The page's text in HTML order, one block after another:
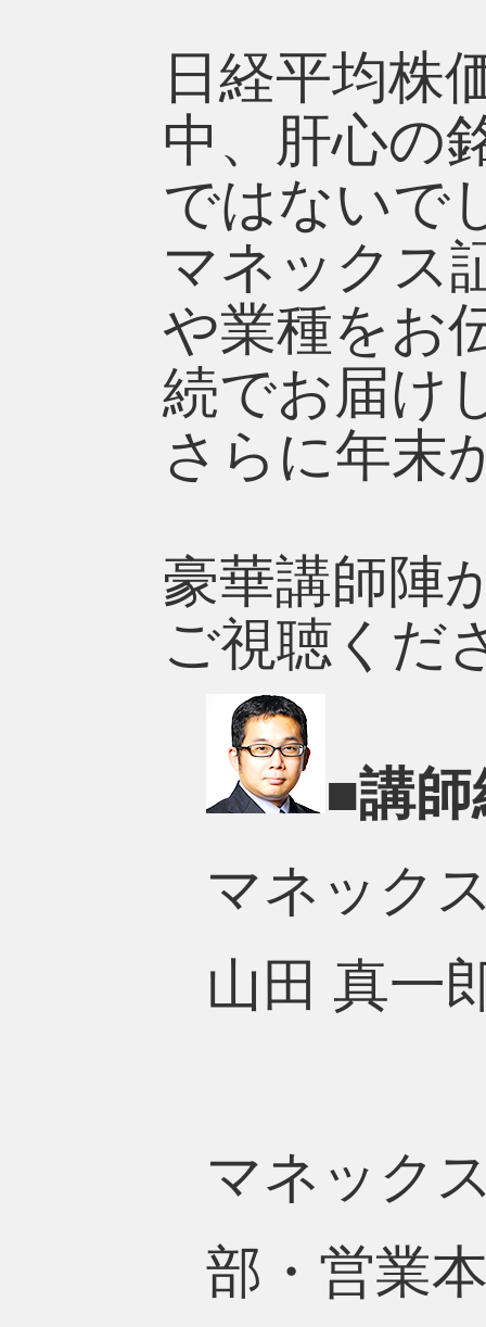
日経平均株
中、肝心の
ではないで
マネックス
や業種をお
続でお届け
さらに年末
豪華講師陣
ご視聴くだ
■講
マネック
山田 真一
マネック
部・営業